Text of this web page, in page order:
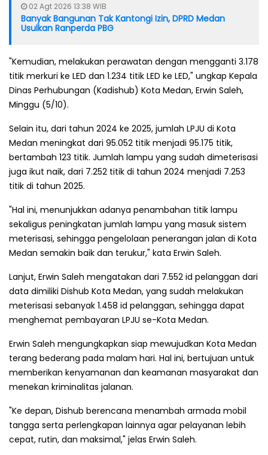
02 Agt 2026 13:38 WIB
Banyak Bangunan Tak Kantongi Izin, DPRD Medan
Usulkan Ranperda PBG
"Kemudian, melakukan perawatan dengan mengganti 3.178
titik merkuri ke LED dan 1.234 titik LED ke LED," ungkap Kepala
Dinas Perhubungan (Kadishub) Kota Medan, Erwin Saleh,
Minggu (5/10).
Selain itu, dari tahun 2024 ke 2025, jumlah LPJU di Kota
Medan meningkat dari 95.052 titik menjadi 95.175 titik,
bertambah 123 titik. Jumlah lampu yang sudah dimeterisasi
juga ikut naik, dari 7.252 titik di tahun 2024 menjadi 7.253
titik di tahun 2025.
"Hal ini, menunjukkan adanya penambahan titik lampu
sekaligus peningkatan jumlah lampu yang masuk sistem
meterisasi, sehingga pengelolaan penerangan jalan di Kota
Medan semakin baik dan terukur," kata Erwin Saleh.
Lanjut, Erwin Saleh mengatakan dari 7.552 id pelanggan dari
data dimiliki Dishub Kota Medan, yang sudah melakukan
meterisasi sebanyak 1.458 id pelanggan, sehingga dapat
menghemat pembayaran LPJU se-Kota Medan.
Erwin Saleh mengungkapkan siap mewujudkan Kota Medan
terang bederang pada malam hari. Hal ini, bertujuan untuk
memberikan kenyamanan dan keamanan masyarakat dan
menekan kriminalitas jalanan.
"Ke depan, Dishub berencana menambah armada mobil
tangga serta perlengkapan lainnya agar pelayanan lebih
cepat, rutin, dan maksimal," jelas Erwin Saleh.